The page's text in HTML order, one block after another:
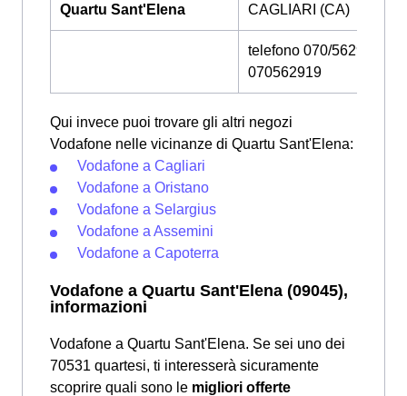
Quartu Sant'Elena
CAGLIARI (CA)
telefono 070/562923 -
070562919
Qui invece puoi trovare gli altri negozi
Vodafone nelle vicinanze di Quartu Sant'Elena:
Vodafone a Cagliari
Vodafone a Oristano
Vodafone a Selargius
Vodafone a Assemini
Vodafone a Capoterra
Vodafone a Quartu Sant'Elena (09045),
informazioni
Vodafone a Quartu Sant'Elena. Se sei uno dei
70531 quartesi, ti interesserà sicuramente
scoprire quali sono le migliori offerte